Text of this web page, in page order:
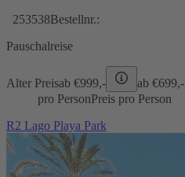
253538Bestellnr.:
Pauschalreise
Alter Preisab €999,- ab €699,-
pro PersonPreis pro Person
R2 Lago Playa Park